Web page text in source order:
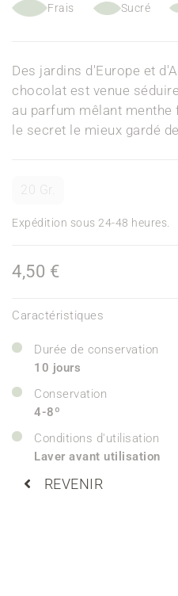
Frais Sucré
Des jardins d'Europe et
chocolat est venue
au parfum mêlant
le secret le mieux gardé
20 Gr.
Expédition sous 24-48 heures.
4,50 €
Caractéristiques
Durée de conservation
10 jours
Conservation
4-8º
Conditions d'utilisation
Laver avant utilisation
REVENIR